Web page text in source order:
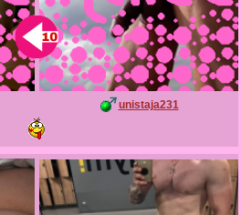
unistaja231